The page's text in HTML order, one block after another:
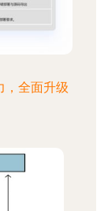
，全面升级